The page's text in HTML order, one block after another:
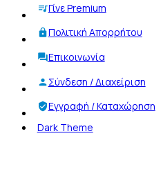
Γίνε Premium
Πολιτική Απορρήτου
Επικοινωνία
Σύνδεση / Διαχείριση
Εγγραφή / Καταχώρηση
Dark Theme